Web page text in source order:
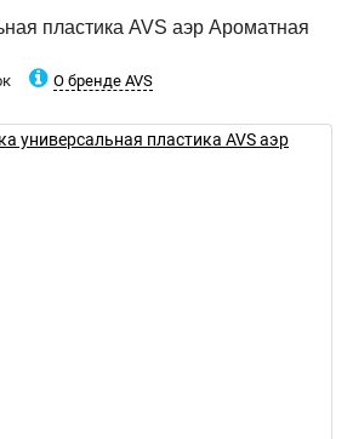
пластика AVS аэр Ароматная
О бренде AVS